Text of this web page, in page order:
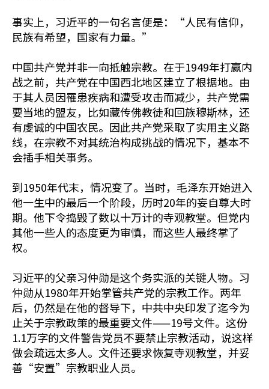
事实上，习近平的一句名言便是：“人民有信仰，
民族有希望，国家有力量。”
中国共产党并非一向抵触宗教。在于1949年打赢内
战之前，共产党在中国西北地区建立了根据地。由
于其人员因罹患疾病和遭受攻击而减少，共产党需
要当地的盟友，比如藏传佛教徒和回族穆斯林，还
有虔诚的中国农民。因此共产党采取了实用主义路
线，在宗教不对其统治构成挑战的情况下，基本不
会插手相关事务。
到1950年代末，情况变了。当时，毛泽东开始进入
他一生中的最后一个阶段，历时20年的妄自尊大时
期。他下令捣毁了数以十万计的寺观教堂。但党内
其他一些人的态度更为审慎，而这些人最终掌了
权。
习近平的父亲习仲勋是这个务实派的关键人物。习
仲勋从1980年开始掌管共产党的宗教工作。两年
后，仍然是在他的督导下，中共中央印发了迄今为
止关于宗教政策的最重要文件——19号文件。这份
1.1万字的文件警告党员不要禁止宗教活动，说这样
做会疏远太多人。文件还要求恢复寺观教堂，并妥
善“安置”宗教职业人员。